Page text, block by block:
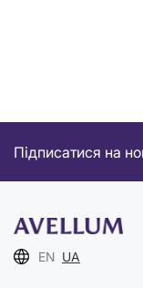
Підписатися на
EN UA